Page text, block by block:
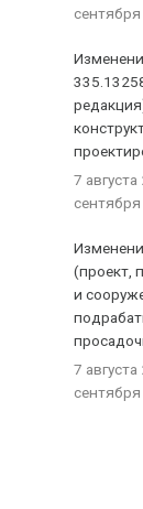
7
(проект,
и
7